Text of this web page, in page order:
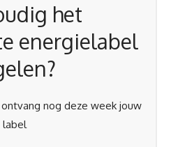
het
energielabel
nog deze week jouw
label